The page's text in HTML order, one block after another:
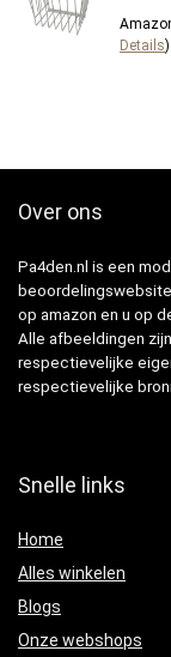
Details)
Over ons
Pa4den.nl is een
op amazon en u op
Alle afbeeldingen
respectievelijke
respectievelijke
Snelle links
Home
Alles winkelen
Blogs
Onze webshops